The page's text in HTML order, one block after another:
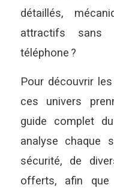
détaillés,
attractifs sans
téléphone ?
Pour découvrir
ces univers
guide complet du
analyse chaque
sécurité, de
offerts, afin